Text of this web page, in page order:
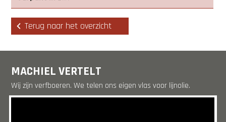
Terug naar het overzicht
MACHIEL VERTELT
Wij zijn verfboeren. We telen ons eigen vlas voor lijnolie.